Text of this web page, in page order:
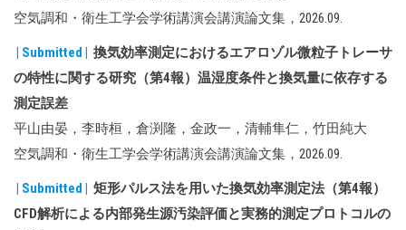
空気調和・衛生工学会学術講演会講演論文集，2026.09.
| Submitted | 換気効率測定におけるエアロゾル微粒子トレーサ
の特性に関する研究（第4報）温湿度条件と換気量に依存する
測定誤差
平山由晏，李時桓，倉渕隆，金政一，清輔隼仁，竹田純大
空気調和・衛生工学会学術講演会講演論文集，2026.09.
| Submitted | 矩形パルス法を用いた換気効率測定法（第4報）
CFD解析による内部発生源汚染評価と実務的測定プロトコルの